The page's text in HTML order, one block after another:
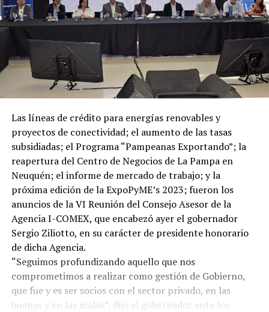
Las líneas de crédito para energías renovables y
proyectos de conectividad; el aumento de las tasas
subsidiadas; el Programa “Pampeanas Exportando”; la
reapertura del Centro de Negocios de La Pampa en
Neuquén; el informe de mercado de trabajo; y la
próxima edición de la ExpoPyME’s 2023; fueron los
anuncios de la VI Reunión del Consejo Asesor de la
Agencia I-COMEX, que encabezó ayer el gobernador
Sergio Ziliotto, en su carácter de presidente honorario
de dicha Agencia.
“Seguimos profundizando aquello que nos
comprometimos a realizar como gestión de Gobierno,
que fue y es ser socios con el sector privado, en las
buenas y en las malas”, dijo el gobernador ante los